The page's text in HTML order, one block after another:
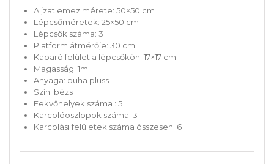
Aljzatlemez mérete: 50×50 cm
Lépcsőméretek: 25×50 cm
Lépcsők száma: 3
Platform átmérője: 30 cm
Kaparó felület a lépcsőkön: 17×17 cm
Magasság: 1m
Anyaga: puha plüss
Szín: bézs
Fekvőhelyek száma : 5
Karcolóoszlopok száma: 3
Karcolási felületek száma összesen: 6